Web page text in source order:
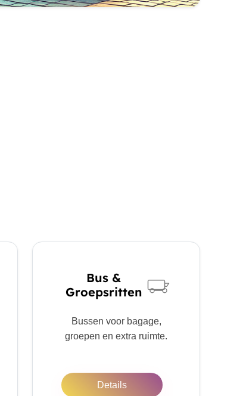
Bus &
Groepsritten
Bussen voor bagage,
groepen en extra ruimte.
Details